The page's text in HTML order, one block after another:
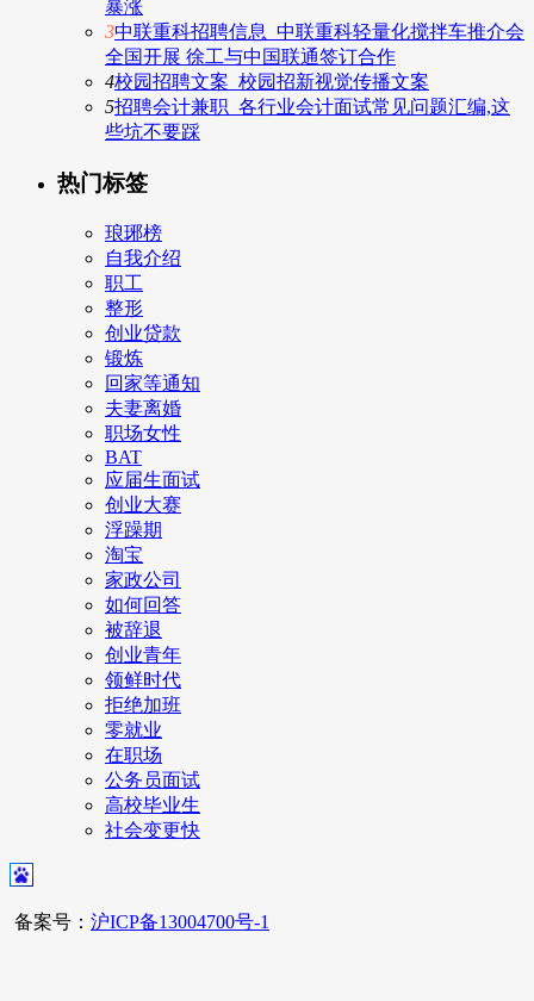
暴涨
3中联重科招聘信息_中联重科轻量化搅拌车推介会
全国开展 徐工与中国联通签订合作
4校园招聘文案_校园招新视觉传播文案
5招聘会计兼职_各行业会计面试常见问题汇编,这
些坑不要踩
热门标签
琅琊榜
自我介绍
职工
整形
创业贷款
锻炼
回家等通知
夫妻离婚
职场女性
BAT
应届生面试
创业大赛
浮躁期
淘宝
家政公司
如何回答
被辞退
创业青年
领鲜时代
拒绝加班
零就业
在职场
公务员面试
高校毕业生
社会变更快
备案号： 沪ICP备13004700号-1